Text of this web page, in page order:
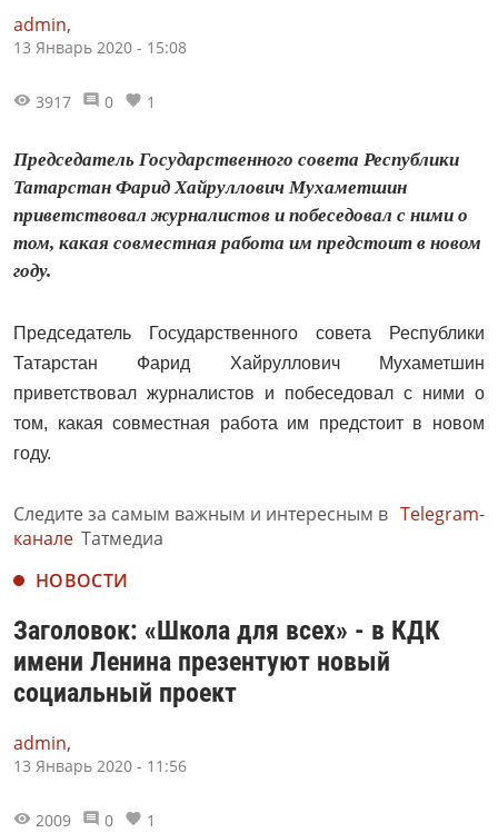
admin,
13 Январь 2020 - 15:08
3917 0 1
Председатель Государственного совета Республики
Татарстан Фарид Хайруллович Мухаметшин
приветствовал журналистов и побеседовал с ними о
том, какая совместная работа им предстоит в новом
году.
Председатель Государственного совета Республики
Татарстан Фарид Хайруллович Мухаметшин
приветствовал журналистов и побеседовал с ними о
том, какая совместная работа им предстоит в новом
году.
Следите за самым важным и интересным в Telegram-
канале Татмедиа
НОВОСТИ
Заголовок: «Школа для всех» - в КДК
имени Ленина презентуют новый
социальный проект
admin,
13 Январь 2020 - 11:56
2009 0 1